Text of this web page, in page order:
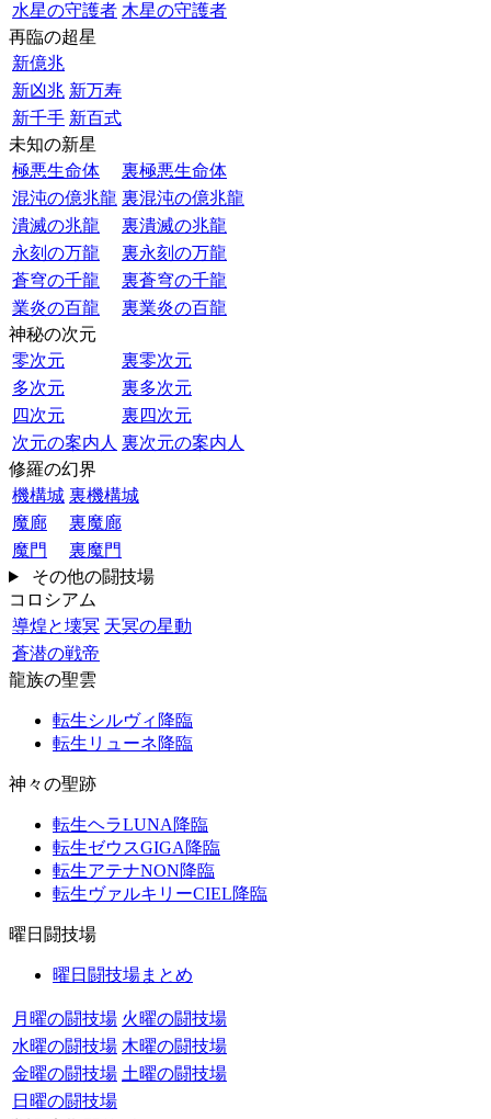
水星の守護者 木星の守護者
再臨の超星
新億兆
新凶兆 新万寿
新千手 新百式
未知の新星
極悪生命体
裏極悪生命体
混沌の億兆龍 裏混沌の億兆龍
潰滅の兆龍
裏潰滅の兆龍
永刻の万龍
裏永刻の万龍
蒼穹の千龍
裏蒼穹の千龍
業炎の百龍
裏業炎の百龍
神秘の次元
零次元
裏零次元
多次元
裏多次元
四次元
裏四次元
次元の案内人 裏次元の案内人
修羅の幻界
機構城 裏機構城
魔廊
裏魔廊
魔門
裏魔門
その他の闘技場
コロシアム
導煌と壊冥 天冥の星動
蒼潜の戦帝
龍族の聖雲
転生シルヴィ降臨
転生リューネ降臨
神々の聖跡
転生ヘラLUNA降臨
転生ゼウスGIGA降臨
転生アテナNON降臨
転生ヴァルキリーCIEL降臨
曜日闘技場
曜日闘技場まとめ
月曜の闘技場 火曜の闘技場
水曜の闘技場 木曜の闘技場
金曜の闘技場 土曜の闘技場
日曜の闘技場